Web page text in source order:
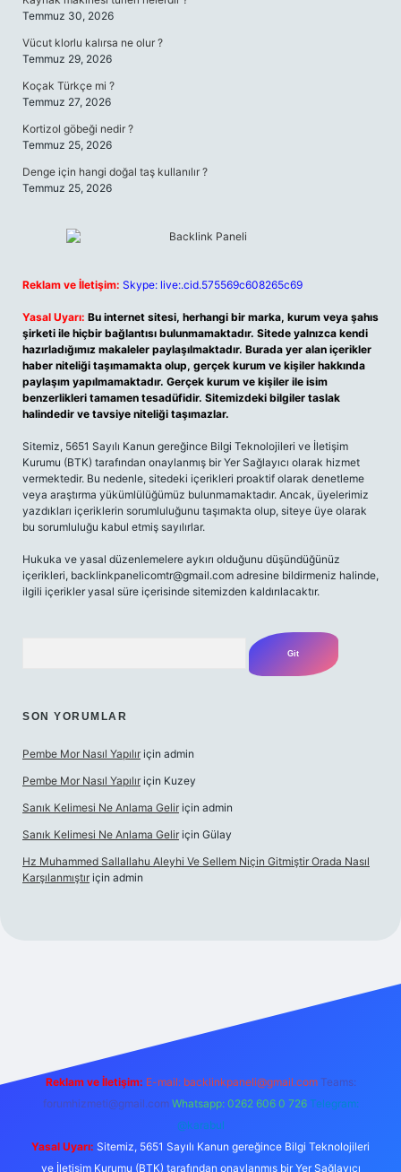
Temmuz 30, 2026
Vücut klorlu kalırsa ne olur ?
Temmuz 29, 2026
Koçak Türkçe mi ?
Temmuz 27, 2026
Kortizol göbeği nedir ?
Temmuz 25, 2026
Denge için hangi doğal taş kullanılır ?
Temmuz 25, 2026
Reklam ve İletişim: Skype: live:.cid.575569c608265c69
Yasal Uyarı: Bu internet sitesi, herhangi bir marka, kurum veya şahıs
şirketi ile hiçbir bağlantısı bulunmamaktadır. Sitede yalnızca kendi
hazırladığımız makaleler paylaşılmaktadır. Burada yer alan içerikler
haber niteliği taşımamakta olup, gerçek kurum ve kişiler hakkında
paylaşım yapılmamaktadır. Gerçek kurum ve kişiler ile isim
benzerlikleri tamamen tesadüfidir. Sitemizdeki bilgiler taslak
halindedir ve tavsiye niteliği taşımazlar.
Sitemiz, 5651 Sayılı Kanun gereğince Bilgi Teknolojileri ve İletişim
Kurumu (BTK) tarafından onaylanmış bir Yer Sağlayıcı olarak hizmet
vermektedir. Bu nedenle, sitedeki içerikleri proaktif olarak denetleme
veya araştırma yükümlülüğümüz bulunmamaktadır. Ancak, üyelerimiz
yazdıkları içeriklerin sorumluluğunu taşımakta olup, siteye üye olarak
bu sorumluluğu kabul etmiş sayılırlar.
Hukuka ve yasal düzenlemelere aykırı olduğunu düşündüğünüz
içerikleri, backlinkpanelicomtr@gmail.com adresine bildirmeniz halinde,
ilgili içerikler yasal süre içerisinde sitemizden kaldırılacaktır.
SON YORUMLAR
Pembe Mor Nasıl Yapılır için admin
Pembe Mor Nasıl Yapılır için Kuzey
Sanık Kelimesi Ne Anlama Gelir için admin
Sanık Kelimesi Ne Anlama Gelir için Gülay
Hz Muhammed Sallallahu Aleyhi Ve Sellem Niçin Gitmiştir Orada Nasıl
Karşılanmıştır için admin
Reklam ve İletişim: E-mail: backlinkpaneli@gmail.com Teams:
forumhizmeti@gmail.com Whatsapp: 0262 606 0 726 Telegram:
@karabul
Yasal Uyarı: Sitemiz, 5651 Sayılı Kanun gereğince Bilgi Teknolojileri
ve İletişim Kurumu (BTK) tarafından onaylanmış bir Yer Sağlayıcı